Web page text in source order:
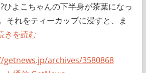
ひよこちゃんの下半身が茶葉になっ
それをティーカップに浸すと、ま
きを読む
archives/3580868